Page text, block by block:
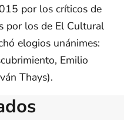
por los críticos de
por los de El Cultural
elogios unánimes:
Emilio
Thays).